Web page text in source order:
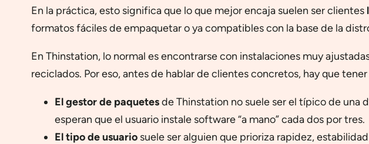
En la práctica, esto significa que lo que mejor encaja suelen ser clientes
formatos fáciles de empaquetar o ya compatibles con la base de la
En Thinstation, lo normal es encontrarse con instalaciones muy
reciclados. Por eso, antes de hablar de clientes concretos, hay que tener
El gestor de paquetesde Thinstation no suele ser el típico de una
esperan que el usuario instale software “a mano” cada dos por tres.
El tipo de usuariosuele ser alguien que prioriza rapidez,